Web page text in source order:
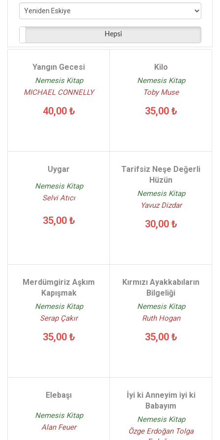
Toni Blake - (5)
Zafer Ercan - (5)
Chris Mould - (4)
Hepsi
Yangın Gecesi
Nemesis Kitap
MICHAEL CONNELLY
40,00 ₺
Kilo
Nemesis Kitap
Toby Muse
35,00 ₺
Uygar
Nemesis Kitap
Selvi Atıcı
35,00 ₺
Tarifsiz Neşe Değerli
Hüzün
Nemesis Kitap
Yavuz Dizdar
30,00 ₺
Merdümgiriz Aşkım
Kapışmak
Nemesis Kitap
Serap Çakır
35,00 ₺
Kırmızı Ayakkabıların
Bilgeliği
Nemesis Kitap
Ruth Hogan
35,00 ₺
Elebaşı
Nemesis Kitap
Alan Feuer
İyi ki Anneyim iyi ki
Babayım
Nemesis Kitap
Özge Erdoğan Tolga